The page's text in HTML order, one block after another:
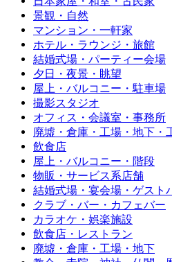
景観・自然
マンション・一軒家
ホテル・ラウンジ・旅館
結婚式場・パーティー会場
夕日・夜景・眺望
屋上・バルコニー・駐車場
撮影スタジオ
オフィス・会議室・事務所
廃墟・倉庫・工場・地下・
飲食店
屋上・バルコニー・階段
物販・サービス系店舗
結婚式場・宴会場・ゲスト
クラブ・バー・カフェバー
カラオケ・娯楽施設
飲食店・レストラン
廃墟・倉庫・工場・地下